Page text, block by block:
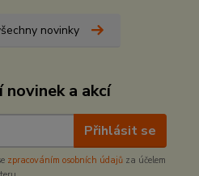
novinky
novinek a akcí
Přihlásit se
zpracováním osobních údajů za účelem